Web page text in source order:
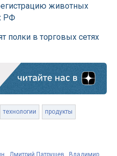
животных
РФ
полки в торговых сетях
технологии продукты